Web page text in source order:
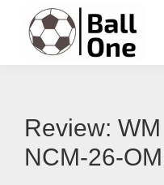
Inhalt
springen
Seitenspalte
springen
Fußzeile
springen
Review:
NCM-26-